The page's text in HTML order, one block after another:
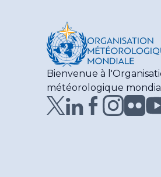
Bienvenue à
météorologique